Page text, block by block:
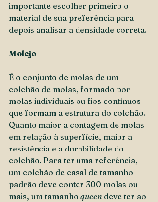
importante escolher primeiro o
material de sua preferência para
depois analisar a densidade correta.
Molejo
É o conjunto de molas de um
colchão de molas, formado por
molas individuais ou fios contínuos
que formam a estrutura do colchão.
Quanto maior a contagem de molas
em relação à superfície, maior a
resistência e a durabilidade do
colchão. Para ter uma referência,
um colchão de casal de tamanho
padrão deve conter 300 molas ou
mais, um tamanho queen deve ter ao